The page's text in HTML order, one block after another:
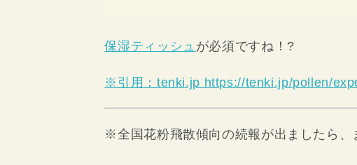
保湿ティッシュ が必須ですね！?
※引用：tenki.jp https://tenki.jp/pollen/
※全国花粉飛散傾向の続報が出ましたら